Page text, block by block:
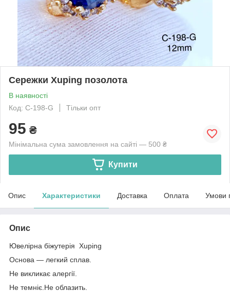
Сережки Xuping позолота
В наявності
Код: C-198-G
Тільки опт
95 ₴
Мінімальна сума замовлення на сайті — 500 ₴
Купити
Опис Характеристики Доставка Оплата Умови
Опис
Ювелірна біжутерія Xuping
Основа — легкий сплав.
Не викликає алергії.
Не темніє.Не облазить.